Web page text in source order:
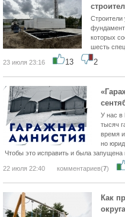
Строители
которых
шесть
23 июля 23:16 13 2
У нас в
тысяч
время
но
Чтобы это исправить и была запущена
22 июля 22:40 комментариев(7)
Как
округа